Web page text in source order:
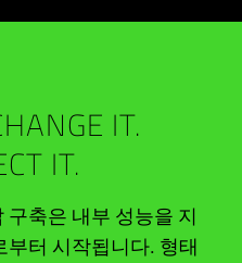
IT.
IT.
축은 내부 성능을 지
부터 시작됩니다. 형태